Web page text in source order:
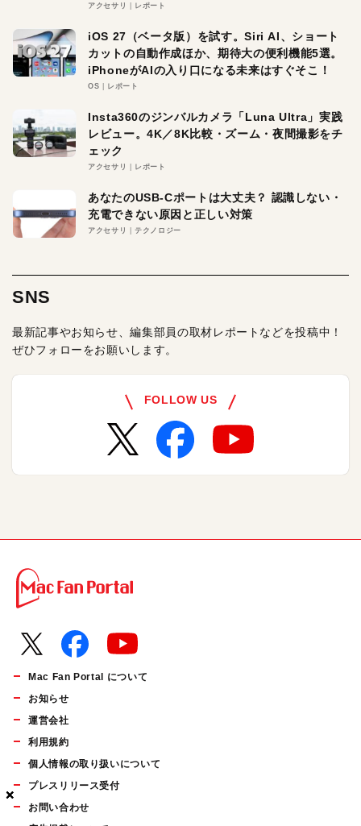
×
×
×
アクセサリ レポート
iOS 27（ベータ版）を試す。Siri AI、ショート
カットの自動作成ほか、期待大の便利機能5選。
iPhoneがAIの入り口になる未来はすぐそこ！
OS レポート
Insta360のジンバルカメラ「Luna Ultra」実践
レビュー。4K／8K比較・ズーム・夜間撮影をチ
ェック
アクセサリ レポート
あなたのUSB-Cポートは大丈夫？ 認識しない・
充電できない原因と正しい対策
アクセサリ テクノロジー
SNS
最新記事やお知らせ、編集部員の取材レポートなどを投稿中！
ぜひフォローをお願いします。
FOLLOW US
Mac Fan Portal について
お知らせ
運営会社
利用規約
個人情報の取り扱いについて
プレスリリース受付
お問い合わせ